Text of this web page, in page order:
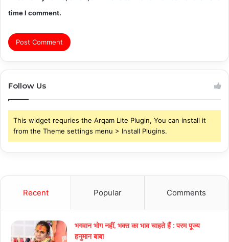
time I comment.
Follow Us
This widget requries the Arqam Lite Plugin, You can install it
from the Theme settings menu > Install Plugins.
Recent Popular Comments
भगवान भोग नहीं, भक्त का भाव चाहते हैं : परम पूज्य
हनुमान बाबा